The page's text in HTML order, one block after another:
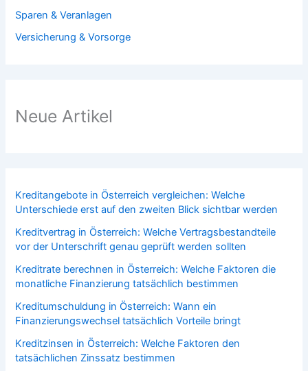
Sparen & Veranlagen
Versicherung & Vorsorge
Neue Artikel
Kreditangebote in Österreich vergleichen: Welche
Unterschiede erst auf den zweiten Blick sichtbar werden
Kreditvertrag in Österreich: Welche Vertragsbestandteile
vor der Unterschrift genau geprüft werden sollten
Kreditrate berechnen in Österreich: Welche Faktoren die
monatliche Finanzierung tatsächlich bestimmen
Kreditumschuldung in Österreich: Wann ein
Finanzierungswechsel tatsächlich Vorteile bringt
Kreditzinsen in Österreich: Welche Faktoren den
tatsächlichen Zinssatz bestimmen